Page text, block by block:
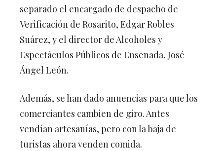
separado el encargado de despacho de
Verificación de Rosarito, Edgar Robles
Suárez, y el director de Alcoholes y
Espectáculos Públicos de Ensenada, José
Ángel León.
Además, se han dado anuencias para que los
comerciantes cambien de giro. Antes
vendían artesanías, pero con la baja de
turistas ahora venden comida.